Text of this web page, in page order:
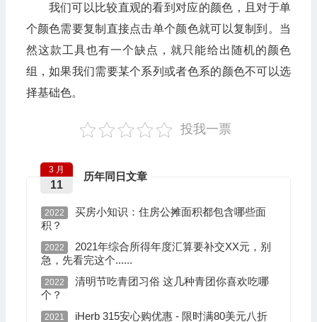
我们可以比较直观的看到对应的颜色，且对于单
个颜色需要复制直接点击单个颜色就可以复制到。当
然这款工具也有一个缺点，就只能给出随机的颜色
组，如果我们需要某个系列或者色系的颜色不可以选
择基础色。
投我一票
历年同日文章
3 月
11
2022
买房小知识：住房公摊面积都包含哪些面
积？
2022
2021年综合所得年度汇算要补交XX元，别
急，先看完这个......
2022
清明节吃青团习俗 这几种青团你喜欢吃哪
个？
2021 iHerb 315安心购优惠 - 限时满80美元八折